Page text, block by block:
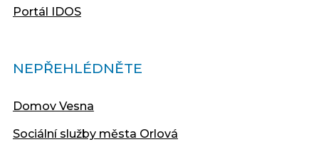
Portál IDOS
NEPŘEHLÉDNĚTE
Domov Vesna
Sociální služby města Orlová